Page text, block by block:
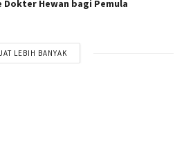
Hewan bagi Pemula
LEBIH BANYAK